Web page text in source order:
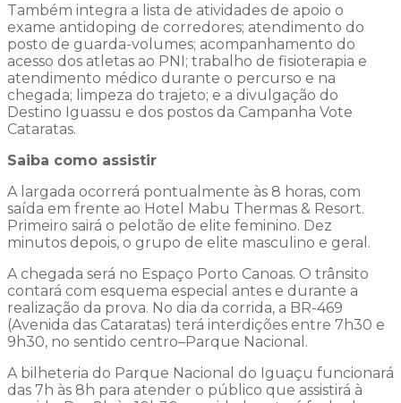
Também integra a lista de atividades de apoio o
exame antidoping de corredores; atendimento do
posto de guarda-volumes; acompanhamento do
acesso dos atletas ao PNI; trabalho de fisioterapia e
atendimento médico durante o percurso e na
chegada; limpeza do trajeto; e a divulgação do
Destino Iguassu e dos postos da Campanha Vote
Cataratas.
Saiba como assistir
A largada ocorrerá pontualmente às 8 horas, com
saída em frente ao Hotel Mabu Thermas & Resort.
Primeiro sairá o pelotão de elite feminino. Dez
minutos depois, o grupo de elite masculino e geral.
A chegada será no Espaço Porto Canoas. O trânsito
contará com esquema especial antes e durante a
realização da prova. No dia da corrida, a BR-469
(Avenida das Cataratas) terá interdições entre 7h30 e
9h30, no sentido centro–Parque Nacional.
A bilheteria do Parque Nacional do Iguaçu funcionará
das 7h às 8h para atender o público que assistirá à